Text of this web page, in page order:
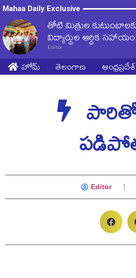
Mahaa Daily Exclusive
తోటి మిత్రుల
విద్యార్థుల ఆర్థిక
Editor
హోమ్ తెలంగాణ ఆంధ్రప్రదేశ్
Editor